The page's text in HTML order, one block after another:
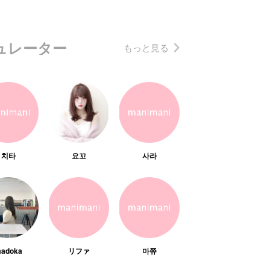
レーター もっと見る
치타 요꼬 사라
リファ 마쮸